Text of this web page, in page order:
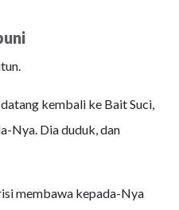
kembali ke Bait Suci,
Nya. Dia duduk, dan
membawa kepada-Nya